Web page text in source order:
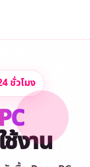
ชั่วโมง
ช้งาน